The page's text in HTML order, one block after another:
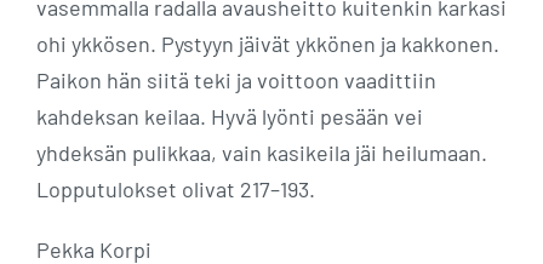
vasemmalla radalla avausheitto kuitenkin karkasi
ohi ykkösen. Pystyyn jäivät ykkönen ja kakkonen.
Paikon hän siitä teki ja voittoon vaadittiin
kahdeksan keilaa. Hyvä lyönti pesään vei
yhdeksän pulikkaa, vain kasikeila jäi heilumaan.
Lopputulokset olivat 217–193.
Pekka Korpi